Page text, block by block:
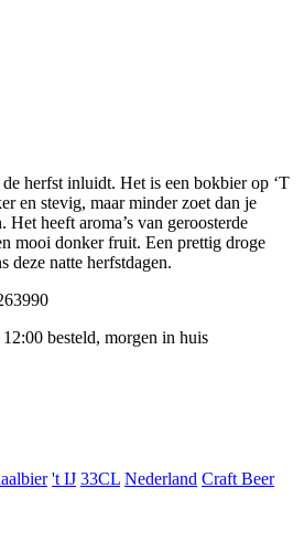
herfst inluidt. Het is een bokbier op ‘T
en stevig, maar minder zoet dan je
heeft aroma’s van geroosterde
mooi donker fruit. Een prettig droge
deze natte herfstdagen.
besteld, morgen in huis
't IJ 33CL Nederland Craft Beer